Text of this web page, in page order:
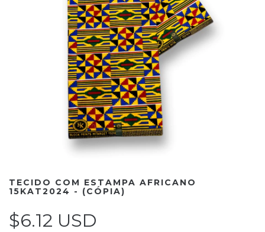
TECIDO COM ESTAMPA AFRICANO
15KAT2024 - (CÓPIA)
$6.12 USD